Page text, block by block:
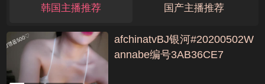
韩国主播推荐 国产主播推荐
afchinatvBJ银河#20200502W
annabe编号3AB36CE7